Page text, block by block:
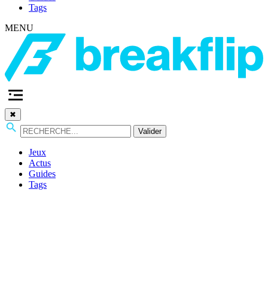
Tags
MENU
✖
Valider
Jeux
Actus
Guides
Tags